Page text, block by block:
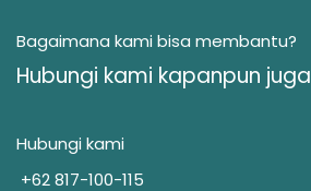
Bagaimana kami bisa membantu?
Hubungi kami kapanpun juga
Hubungi kami
+62 817-100-115